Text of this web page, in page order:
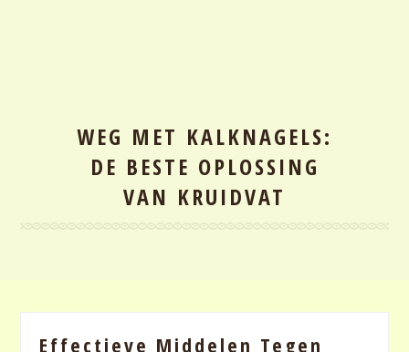
WEG MET KALKNAGELS:
DE BESTE OPLOSSING
VAN KRUIDVAT
Effectieve Middelen Tegen